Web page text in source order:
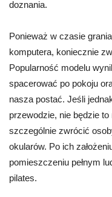
doznania.
Ponieważ w czasie
komputera, koniecznie
Popularność modelu
spacerować po pokoju
nasza postać. Jeśli
przewodzie, nie będzie
szczególnie zwrócić
okularów. Po ich
pomieszczeniu pełnym
pilates.